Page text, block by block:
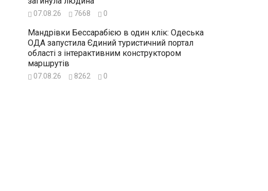
07.08.26 7668 0
Мандрівки Бессарабією в один клік: Одеська
ОДА запустила Єдиний туристичний портал
області з інтерактивним конструктором
маршрутів
07.08.26 8262 0